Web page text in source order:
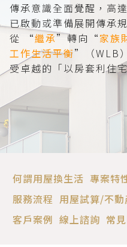
傳承意識全面覺醒，高
已啟動或準備展開傳承
從 “繼承”轉向“家族
工作生活平衡”（WLB
受卓越的「以房套利住
何謂用屋換生活 專案特
服務流程 用屋試算/不動
客戶案例 線上諮詢 常